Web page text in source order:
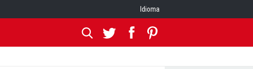
Idioma